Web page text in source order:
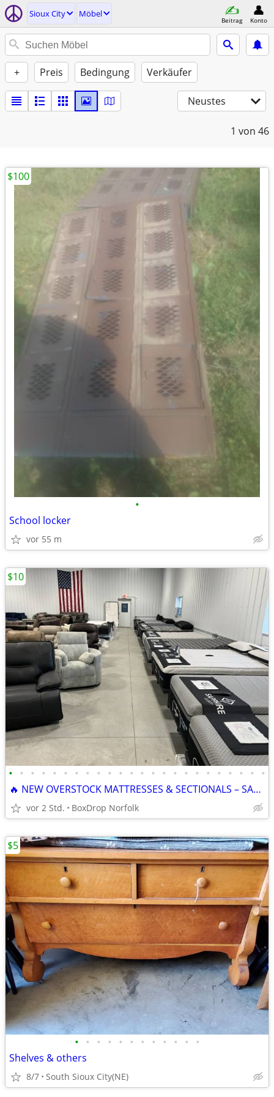
Sioux City Möbel
Beitrag Konto
+ Preis Bedingung Verkäufer
Neustes
1 von 46
•
School locker
vor 55 m
$100
• • • • • • • • • • • • • • • • • • • • • • • •
🔥 NEW OVERSTOCK MATTRESSES & SECTIONALS – SAVE BIG! 🔥
vor 2 Std. BoxDrop Norfolk
$10
• • • • • • • • • • • •
Shelves & others
8/7 South Sioux City(NE)
$5